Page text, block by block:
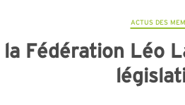
ACTUS DES
Fédération Léo